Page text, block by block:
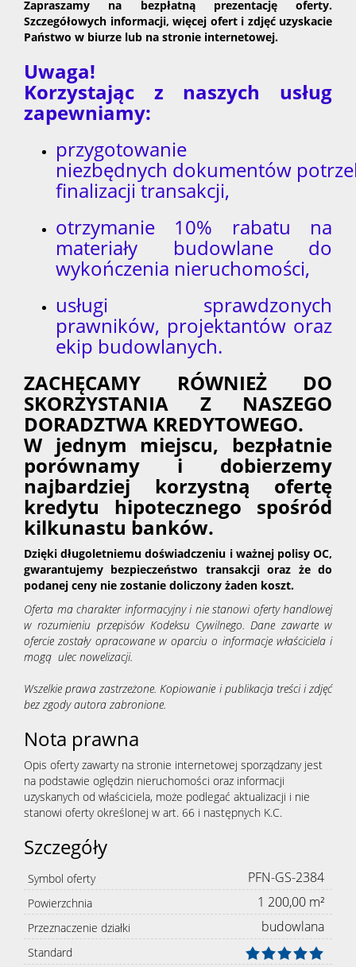
Zapraszamy na bezpłatną prezentację oferty.
Szczegółowych informacji, więcej ofert i zdjęć uzyskacie
Państwo w biurze lub na stronie internetowej.
Uwaga!
Korzystając z naszych usług
zapewniamy:
przygotowanie
niezbędnych dokumentów
finalizacji transakcji,
otrzymanie 10% rabatu na
materiały budowlane do
wykończenia nieruchomości,
usługi sprawdzonych
prawników, projektantów oraz
ekip budowlanych.
ZACHĘCAMY RÓWNIEŻ DO
SKORZYSTANIA Z NASZEGO
DORADZTWA KREDYTOWEGO.
W jednym miejscu, bezpłatnie
porównamy i dobierzemy
najbardziej korzystną ofertę
kredytu hipotecznego spośród
kilkunastu banków.
Dzięki długoletniemu doświadczeniu i ważnej polisy OC,
gwarantujemy bezpieczeństwo transakcji oraz że do
podanej ceny nie zostanie doliczony żaden koszt.
Oferta ma charakter informacyjny i nie stanowi oferty handlowej
w rozumieniu przepisów Kodeksu Cywilnego. Dane zawarte w
ofercie zostały opracowane w oparciu o informacje właściciela i
mogą ulec nowelizacji.
Wszelkie prawa zastrzeżone. Kopiowanie i publikacja treści i zdjęć
bez zgody autora zabronione.
Nota prawna
Opis oferty zawarty na stronie internetowej sporządzany jest
na podstawie oględzin nieruchomości oraz informacji
uzyskanych od właściciela, może podlegać aktualizacji i nie
stanowi oferty określonej w art. 66 i następnych K.C.
Szczegóły
Symbol oferty PFN-GS-2384
Powierzchnia 1 200,00 m²
Przeznaczenie działki budowlana
Standard